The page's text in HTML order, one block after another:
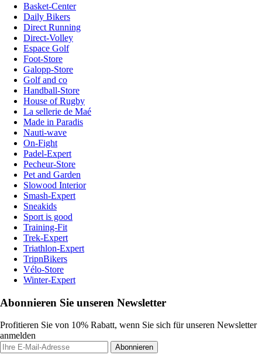
Basket-Center
Daily Bikers
Direct Running
Direct-Volley
Espace Golf
Foot-Store
Galopp-Store
Golf and co
Handball-Store
House of Rugby
La sellerie de Maé
Made in Paradis
Nauti-wave
On-Fight
Padel-Expert
Pecheur-Store
Pet and Garden
Slowood Interior
Smash-Expert
Sneakids
Sport is good
Training-Fit
Trek-Expert
Triathlon-Expert
TripnBikers
Vélo-Store
Winter-Expert
Abonnieren Sie unseren Newsletter
Profitieren Sie von 10% Rabatt, wenn Sie sich für unseren Newsletter
anmelden
Abonnieren